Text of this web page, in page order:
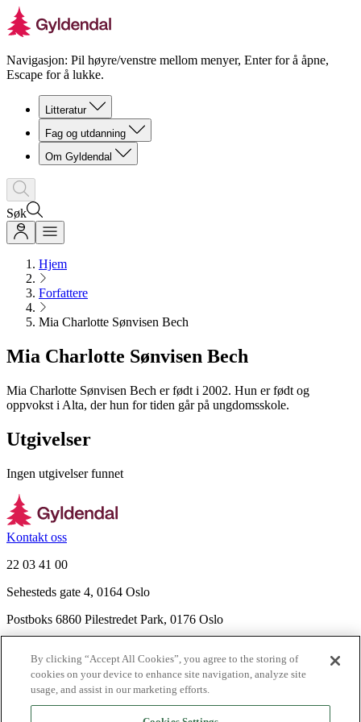
Navigasjon: Pil høyre/venstre mellom menyer, Enter for å åpne,
Escape for å lukke.
Litteratur
Fag og utdanning
Om Gyldendal
Søk
Hjem
Forfattere
Mia Charlotte Sønvisen Bech
Mia Charlotte Sønvisen Bech
Mia Charlotte Sønvisen Bech er født i 2002. Hun er født og
oppvokst i Alta, der hun for tiden går på ungdomsskole.
Utgivelser
Ingen utgivelser funnet
Kontakt oss
22 03 41 00
Sehesteds gate 4, 0164 Oslo
Postboks 6860 Pilestredet Park, 0176 Oslo
Nyhetsbrev
Ledige stillinger
Send inn manus
By clicking “Accept All Cookies”, you agree to the storing of
cookies on your device to enhance site navigation, analyze site
usage, and assist in our marketing efforts.